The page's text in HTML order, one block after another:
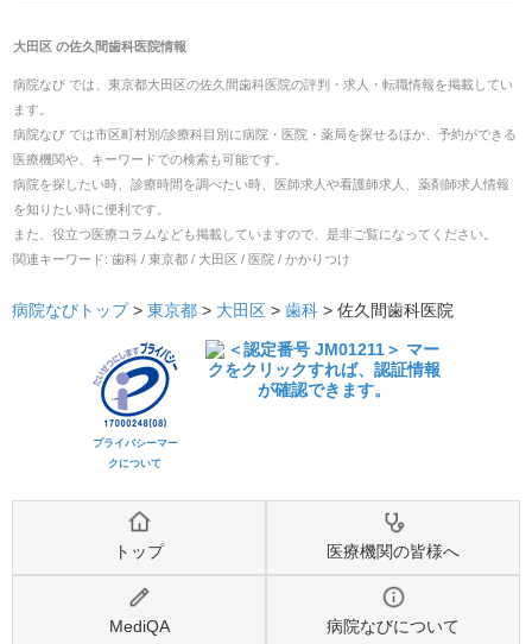
大田区の佐久間歯科医院情報
病院なび では、 東京都大田区の佐久間歯科医院の評判・求人・転職情報を掲載してい
ます。
病院なび では市区町村別/診療科目別に病院・医院・薬局を探せるほか、予約ができる
医療機関や、キーワードでの検索も可能です。
病院を探したい時、診療時間を調べたい時、医師求人や看護師求人、薬剤師求人情報
を知りたい時に便利です。
また、役立つ医療コラムなども掲載していますので、是非ご覧になってください。
関連キーワード: 歯科 / 東京都 / 大田区 / 医院 / かかりつけ
病院なびトップ> 東京都 > 大田区 > 歯科 > 佐久間歯科医院
プライバシーマー
クについて
トップ 医療機関の皆様へ
MediQA 病院なびについて